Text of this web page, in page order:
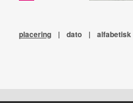
placering | dato | alfabetisk